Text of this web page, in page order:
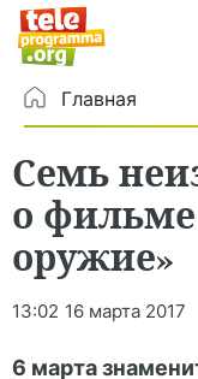
Главная
Семь
о
оружие»
13:02 16 марта 2017
6 марта